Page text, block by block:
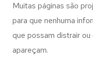
Muitas páginas são
para que nenhuma
que possam distrair
apareçam.